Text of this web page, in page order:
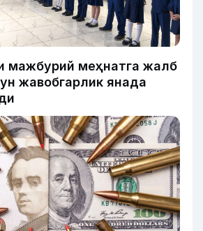
мажбурий меҳнатга жалб
жавобгарлик янада